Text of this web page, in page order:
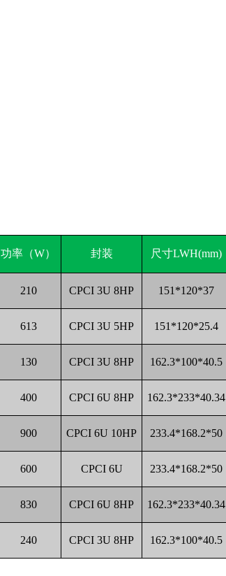
功率（W） 封装 尺寸LWH(mm)
210 CPCI 3U 8HP 151*120*37
613 CPCI 3U 5HP 151*120*25.4
130 CPCI 3U 8HP 162.3*100*40.5
400 CPCI 6U 8HP 162.3*233*40.34
900 CPCI 6U 10HP 233.4*168.2*50
600 CPCI 6U 233.4*168.2*50
830 CPCI 6U 8HP 162.3*233*40.34
240 CPCI 3U 8HP 162.3*100*40.5